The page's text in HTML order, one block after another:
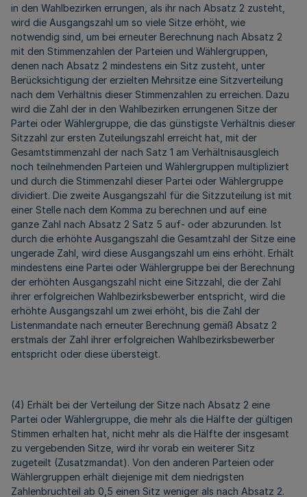
in den Wahlbezirken errungen, als ihr nach Absatz 2 zusteht,
wird die Ausgangszahl um so viele Sitze erhöht, wie
notwendig sind, um bei erneuter Berechnung nach Absatz 2
mit den Stimmenzahlen der Parteien und Wählergruppen,
denen nach Absatz 2 mindestens ein Sitz zusteht, unter
Berücksichtigung der erzielten Mehrsitze eine Sitzverteilung
nach dem Verhältnis dieser Stimmenzahlen zu erreichen. Dazu
wird die Zahl der in den Wahlbezirken errungenen Sitze der
Partei oder Wählergruppe, die das günstigste Verhältnis dieser
Sitzzahl zur ersten Zuteilungszahl erreicht hat, mit der
Gesamtstimmenzahl der nach Satz 1 am Verhältnisausgleich
noch teilnehmenden Parteien und Wählergruppen multipliziert
und durch die Stimmenzahl dieser Partei oder Wählergruppe
dividiert. Die zweite Ausgangszahl für die Sitzzuteilung ist mit
einer Stelle nach dem Komma zu berechnen und auf eine
ganze Zahl nach Absatz 2 Satz 5 auf- oder abzurunden. Ist
durch die erhöhte Ausgangszahl die Gesamtzahl der Sitze eine
ungerade Zahl, wird diese Ausgangszahl um eins erhöht. Erhält
mindestens eine Partei oder Wählergruppe bei der Berechnung
der erhöhten Ausgangszahl nicht eine Sitzzahl, die der Zahl
ihrer erfolgreichen Wahlbezirksbewerber entspricht, wird die
erhöhte Ausgangszahl um zwei erhöht, bis die Zahl der
Listenmandate nach erneuter Berechnung gemäß Absatz 2
erstmals der Zahl ihrer erfolgreichen Wahlbezirksbewerber
entspricht oder diese übersteigt.
(4) Erhält bei der Verteilung der Sitze nach Absatz 2 eine
Partei oder Wählergruppe, die mehr als die Hälfte der gültigen
Stimmen erhalten hat, nicht mehr als die Hälfte der insgesamt
zu vergebenden Sitze, wird ihr vorab ein weiterer Sitz
zugeteilt (Zusatzmandat). Von den anderen Parteien oder
Wählergruppen erhält diejenige mit dem niedrigsten
Zahlenbruchteil ab 0,5 einen Sitz weniger als nach Absatz 2.